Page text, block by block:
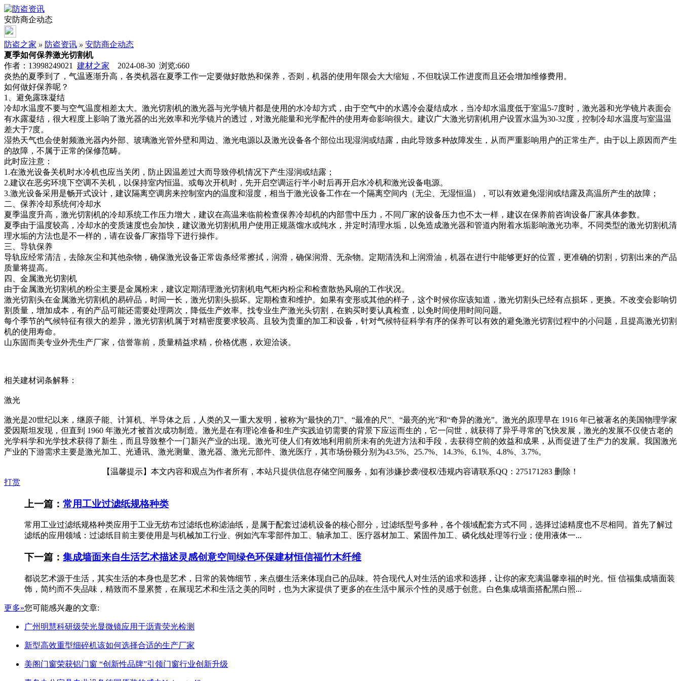
安防商企动态
防盗之家 » 防盗资讯 » 安防商企动态
夏季如何保养激光切割机
作者：13998249021 建材之家 2024-08-30 浏览:660
炎热的夏季到了，气温逐渐升高，各类机器在夏季工作一定要做好散热和保养，否则，机器的使用年限会大大缩短，不但耽误工作进度而且还会增加维修费用。
如何做好保养呢？
1、避免露珠凝结
冷却水温度不要与空气温度相差太大。激光切割机的激光器与光学镜片都是使用的水冷却方式，由于空气中的水遇冷会凝结成水，当冷却水温度低于室温5-7度时，激光器和光学镜片表面会
有水露凝结，很大程度上影响了激光器的出光效率和光学镜片的透过，对激光能量和光学配件的使用寿命影响很大。建议广大激光切割机用户设置水温为30-32度，控制冷却水温度与室温温
差大于7度。
湿热天气也会使射频激光器内外部、玻璃激光管外壁和周边、激光电源以及激光设备各个部位出现湿润或结露，由此导致多种故障发生，从而严重影响用户的正常生产。由于以上原因而产生
的故障，不属于正常的保修范畴。
此时应注意：
1.在激光设备关机时水冷机也应当关闭，防止因温差过大而导致停机情况下产生湿润或结露；
2.建议在恶劣环境下空调不关机，以保持室内恒温。或每次开机时，先开启空调运行半小时后再开启水冷机和激光设备电源。
3.激光设备采用是畅开式设计，建议隔离空调房来控制室内的温度和湿度，相当于激光设备工作在一个隔离空间内（无尘、无湿恒温），可以有效避免湿润或结露及高温所产生的故障；
二、保养冷却系统何冷却水
夏季温度升高，激光切割机的冷却系统工作压力增大，建议在高温来临前检查保养冷却机的内部雪中压力，不同厂家的设备压力也不太一样，建议在保养前咨询设备厂家具体参数。
夏季由于温度较高，冷却水的变质速度也会加快，建议激光切割机用户使用正规蒸馏水或纯水，并定时清理水垢，以免造成激光器和管道内附着水垢影响激光功率。不同类型的激光切割机清
理水垢的方法也是不一样的，请在设备厂家指导下进行操作。
三、导轨保养
导轨应经常清洁，去除灰尘和其他杂物，确保激光设备正常齿条经常擦拭，润滑，确保润滑、无杂物。定期清洗和上润滑油，机器在进行中能够更好的位置，更准确的切割，切割出来的产品
质量将提高。
四、金属激光切割机
由于金属激光切割机的粉尘主要是金属粉末，建议定期清理激光切割机电气柜内粉尘和检查散热风扇的工作状况。
激光切割头在金属激光切割机的易碎品，时间一长，激光切割头损坏。定期检查和维护。如果有变形或其他的样子，这个时候你应该知道，激光切割头已经有点损坏，更换。不改变会影响切
割质量，增加成本，有的产品可能还需要处理两次，降低生产效率。找专业生产激光头切割，在购买时要认真检查，以免时间使用时间问题。
每个季节的气候特征有很大的差异，激光切割机属于对精密度要求较高、且较为贵重的加工和设备，针对气候特征科学有序的保养可以有效的避免激光切割过程中的小问题，且提高激光切割
机的使用寿命。
山东固而美专业外壳生产厂家，信誉靠前，质量精益求精，价格优惠，欢迎洽谈。
相关建材词条解释：
激光
激光是20世纪以来，继原子能、计算机、半导体之后，人类的又一重大发明，被称为“最快的刀”、“最准的尺”、“最亮的光”和“奇异的激光”。激光的原理早在 1916 年已被著名的美国物理学家
爱因斯坦发现，但直到 1960 年激光才被首次成功制造。激光是在有理论准备和生产实践迫切需要的背景下应运而生的，它一问世，就获得了异乎寻常的飞快发展，激光的发展不仅使古老的
光学科学和光学技术获得了新生，而且导致整个一门新兴产业的出现。激光可使人们有效地利用前所未有的先进方法和手段，去获得空前的效益和成果，从而促进了生产力的发展。我国激光
产业的下游需求主要是激光加工、光通讯、激光测量、激光器、激光元部件、激光医疗，其市场份额分别为43.5%、25.7%、14.3%、6.1%、4.8%、3.7%。
【温馨提示】本文内容和观点为作者所有，本站只提供信息存储空间服务，如有涉嫌抄袭/侵权/违规内容请联系QQ：275171283 删除！
打赏
上一篇： 常用工业过滤纸规格种类
常用工业过滤纸规格种类应用于工业无纺布过滤纸也称滤油纸，是属于配套过滤机设备的核心部分，过滤纸型号多种，各个领域配套方式不同，选择过滤精度也不尽相同。首先了解过
滤纸的应用领域：过滤纸目前主要使用是与机械加工行业、例如汽车零部件加工、轴承加工、医疗器材加工、紧固件加工、磷化线处理等行业；使用液体一...
下一篇： 集成墙面来自生活艺术描述灵感创意空间绿色环保建材恒信福竹木纤维
都说艺术源于生活，其实生活的本身也是艺术，日常的装饰细节，来点缀生活来体现自己的品味。符合现代人对生活的追求和选择，让你的家充满温馨幸福的时光。恒 信福集成墙面装
饰，简约而不失品味，精致而不显累赘，在展现艺术和生活之美的同时，也为大家提供了更多的在生活中展示个性的灵感于创意。白色集成墙面搭配黑白照...
更多»您可能感兴趣的文章:
广州明慧科研级荧光显微镜应用于沥青荧光检测
新型高效重型细碎机该如何选择合适的生产厂家
美阁门窗荣获铝门窗 “创新性品牌”引领门窗行业创新升级